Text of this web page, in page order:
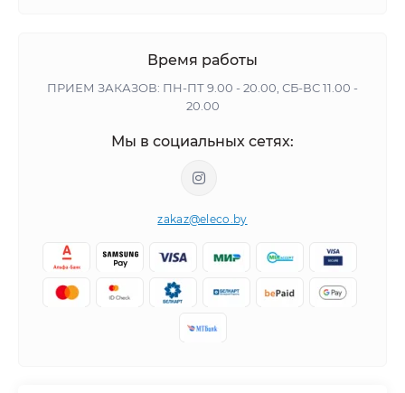
Время работы
ПРИЕМ ЗАКАЗОВ: ПН-ПТ 9.00 - 20.00, СБ-ВС 11.00 -
20.00
Мы в социальных сетях:
zakaz@eleco.by